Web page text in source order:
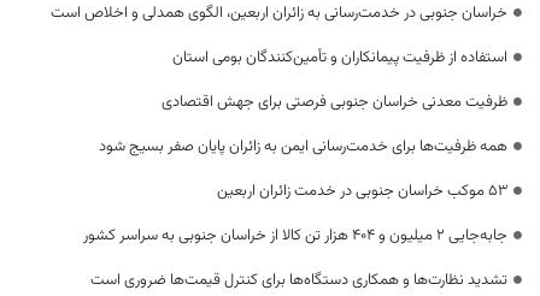
خراسان جنوبی در خدمت‌رسانی به زائران اربعین، الگوی همدلی و اخلاص است
استفاده از ظرفیت پیمانکاران و تأمین‌کنندگان بومی استان
ظرفیت معدنی خراسان جنوبی فرصتی برای جهش اقتصادی
همه ظرفیت‌ها برای خدمت‌رسانی ایمن به زائران پایان صفر بسیج شود
53 موکب خراسان جنوبی در خدمت زائران اربعین
جابه‌جایی 2 میلیون و 404 هزار تن کالا از خراسان جنوبی به سراسر کشور
تشدید نظارت‌ها و همکاری دستگاه‌ها برای کنترل قیمت‌ها ضروری است